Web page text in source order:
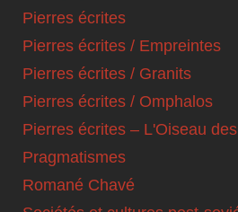
Pierres écrites
Pierres écrites / Empreintes
Pierres écrites / Granits
Pierres écrites / Omphalos
Pierres écrites – L'Oiseau
Pragmatismes
Romané Chavé